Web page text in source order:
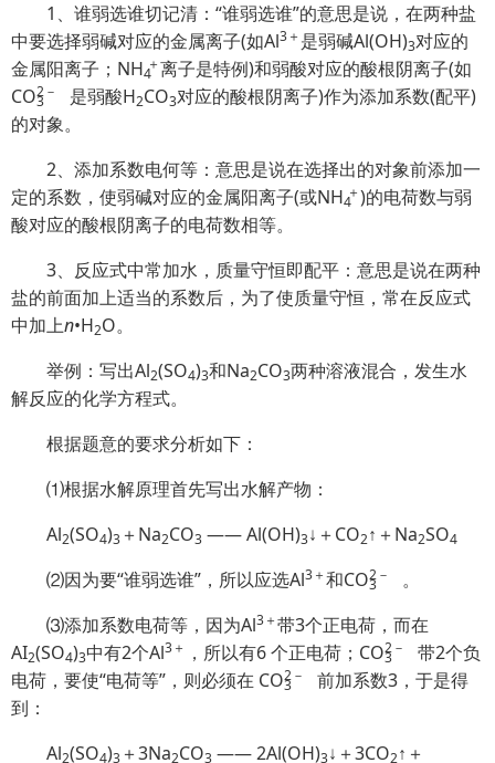
1、谁弱选谁切记清：“谁弱选谁”的意思是说，在两种盐
中要选择弱碱对应的金属离子(如Al3＋ 是弱碱Al(OH)3对应的
金属阳离子； NH4
离子是特例)和弱酸对应的酸根阴离子(如
CO3
2－ 是弱酸H2CO3对应的酸根阴离子)作为添加系数(配平)
的对象。
2、添加系数电何等：意思是说在选择出的对象前添加一
定的系数，使弱碱对应的金属阳离子(或NH4
)的电荷数与弱
酸对应的酸根阴离子的电荷数相等。
3、反应式中常加水，质量守恒即配平：意思是说在两种
盐的前面加上适当的系数后，为了使质量守恒，常在反应式
中加上n•H2O。
举例：写出Al2(SO4)3和Na2CO3两种溶液混合，发生水
解反应的化学方程式。
根据题意的要求分析如下：
⑴根据水解原理首先写出水解产物：
Al2(SO4)3 ＋Na2CO3 —— Al(OH)3↓＋CO2↑＋Na2SO4
⑵因为要“谁弱选谁”，所以应选Al3＋和CO3
2－
。
⑶添加系数电荷等，因为Al3＋带3个正电荷，而在
AI2(SO4)3中有2个Al3＋ ，所以有6 个正电荷；CO3
2－
带2个负
电荷，要使“电荷等”，则必须在 CO3
2－
前加系数3，于是得
到：
Al2(SO4)3 ＋3Na2CO3 —— 2Al(OH)3↓＋3CO2↑＋